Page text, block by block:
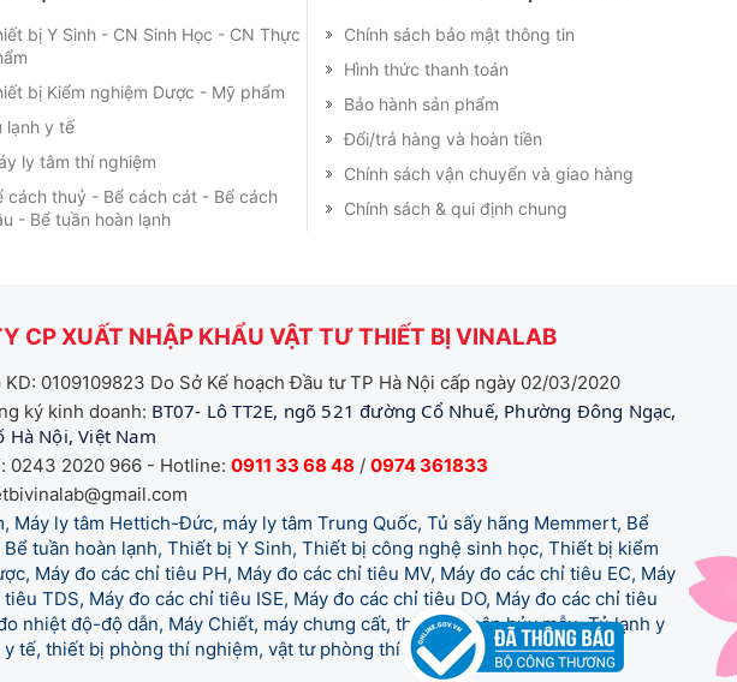
bị Y Sinh - CN Sinh Học - CN Thực
bị Kiểm nghiệm Dược - Mỹ phẩm
lạnh y tế
ly tâm thí nghiệm
cách thuỷ - Bể cách cát - Bể cách
- Bể tuần hoàn lạnh
Chính sách bảo mật thông tin
Hình thức thanh toán
Bảo hành sản phẩm
Đổi/trả hàng và hoàn tiền
Chính sách vận chuyển và giao hàng
Chính sách & qui định chung
CP XUẤT NHẬP KHẨU VẬT TƯ THIẾT BỊ VINALAB
KD: 0109109823 Do Sở Kế hoạch Đầu tư TP Hà Nội cấp ngày 02/03/2020
ký kinh doanh: BT07- Lô TT2E, ngõ 521 đường Cổ Nhuế, Phường Đông Ngạc,
Hà Nội, Việt Nam
0243 2020 966 - Hotline: 0911 33 68 48 / 0974 361833
Máy ly tâm Hettich-Đức, máy ly tâm Trung Quốc, Tủ sấy hãng Memmert, Bể
Bể tuần hoàn lạnh, Thiết bị Y Sinh, Thiết bị công nghệ sinh học, Thiết bị kiểm
Máy đo các chỉ tiêu PH, Máy đo các chỉ tiêu MV, Máy đo các chỉ tiêu EC, Máy
TDS, Máy đo các chỉ tiêu ISE, Máy đo các chỉ tiêu DO, Máy đo các chỉ tiêu
nhiệt độ-độ dẫn, Máy Chiết, máy chưng cất, thiết bị phân hủy mẫu, Tủ lạnh y
tế, thiết bị phòng thí nghiệm, vật tư phòng thí nghiệm, vật tư y tế.